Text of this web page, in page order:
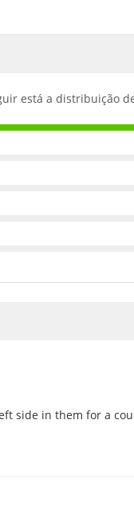
está a distribuição
side in them for a